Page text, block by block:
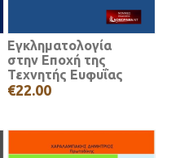
Εγκληματολογία
στην Εποχή της
Τεχνητής Ευφυΐας
€22.00